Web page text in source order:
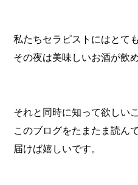
私たちセラピストにはとて
その夜は美味しいお酒が飲
それと同時に知って欲しい
このブログをたまたま読ん
届けば嬉しいです。